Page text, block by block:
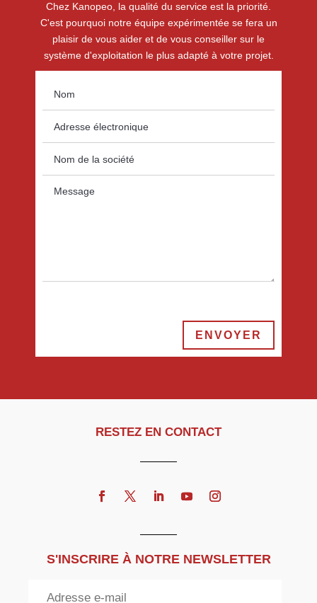
Chez Kanopeo, la qualité du service est la priorité.
C'est pourquoi notre équipe expérimentée se fera un
plaisir de vous aider et de vous conseiller sur le
système d'exploitation le plus adapté à votre projet.
ENVOYER
RESTEZ EN CONTACT
S'INSCRIRE À NOTRE NEWSLETTER